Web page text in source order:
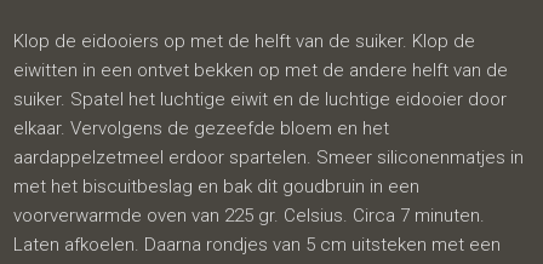
Klop de eidooiers op met de helft van de suiker. Klop de
eiwitten in een ontvet bekken op met de andere helft van de
suiker. Spatel het luchtige eiwit en de luchtige eidooier door
elkaar. Vervolgens de gezeefde bloem en het
aardappelzetmeel erdoor spartelen. Smeer siliconenmatjes in
met het biscuitbeslag en bak dit goudbruin in een
voorverwarmde oven van 225 gr. Celsius. Circa 7 minuten.
Laten afkoelen. Daarna rondjes van 5 cm uitsteken met een